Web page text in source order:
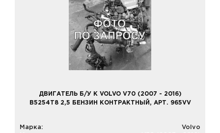
ДВИГАТЕЛЬ Б/У К VOLVO V70 (2007 - 2016)
B5254T8 2,5 БЕНЗИН КОНТРАКТНЫЙ, АРТ. 965VV
Марка:
Volvo